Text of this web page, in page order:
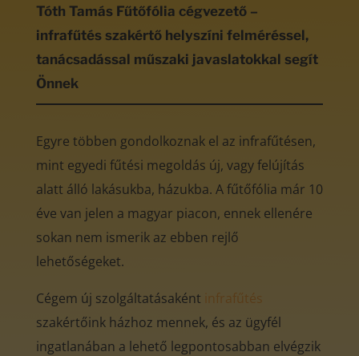
Tóth Tamás Fűtőfólia cégvezető –
infrafűtés szakértő helyszíni felméréssel,
tanácsadással műszaki javaslatokkal segít
Önnek
Egyre többen gondolkoznak el az infrafűtésen,
mint egyedi fűtési megoldás új, vagy felújítás
alatt álló lakásukba, házukba. A fűtőfólia már 10
éve van jelen a magyar piacon, ennek ellenére
sokan nem ismerik az ebben rejlő
lehetőségeket.
Cégem új szolgáltatásaként infrafűtés
szakértőink házhoz mennek, és az ügyfél
ingatlanában a lehető legpontosabban elvégzik